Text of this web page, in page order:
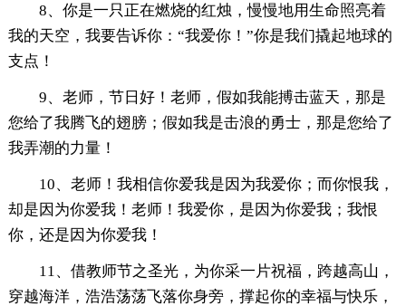
8、你是一只正在燃烧的红烛，慢慢地用生命照亮着
我的天空，我要告诉你：“我爱你！”你是我们撬起地球的
支点！
9、老师，节日好！老师，假如我能搏击蓝天，那是
您给了我腾飞的翅膀；假如我是击浪的勇士，那是您给了
我弄潮的力量！
10、老师！我相信你爱我是因为我爱你；而你恨我，
却是因为你爱我！老师！我爱你，是因为你爱我；我恨
你，还是因为你爱我！
11、借教师节之圣光，为你采一片祝福，跨越高山，
穿越海洋，浩浩荡荡飞落你身旁，撑起你的幸福与快乐，